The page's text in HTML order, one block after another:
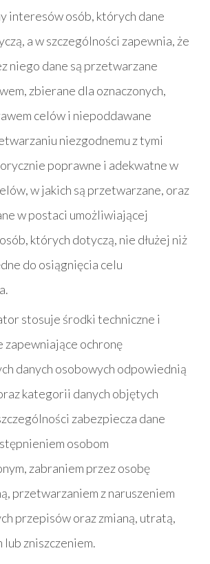
interesów osób, których dane
a w szczególności zapewnia, że
niego dane są przetwarzane
zbierane dla oznaczonych,
celów i niepoddawane
niezgodnemu z tymi
poprawne i adekwatne w
w jakich są przetwarzane, oraz
w postaci umożliwiającej
których dotyczą, nie dłużej niż
do osiągnięcia celu
stosuje środki techniczne i
zapewniające ochronę
danych osobowych odpowiednią
kategorii danych objętych
zabezpiecza dane
osobom
zabraniem przez osobę
przetwarzaniem z naruszeniem
przepisów oraz zmianą, utratą,
lub zniszczeniem.